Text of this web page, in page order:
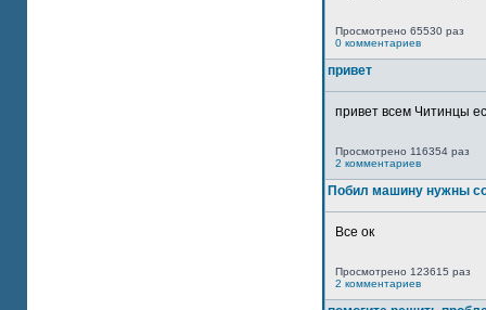
Просмотрено 65530 раз
0 комментариев
привет
привет всем Читинцы
Просмотрено 116354 раз
2 комментариев
Побил машину нужны
Все ок
Просмотрено 123615 раз
2 комментариев